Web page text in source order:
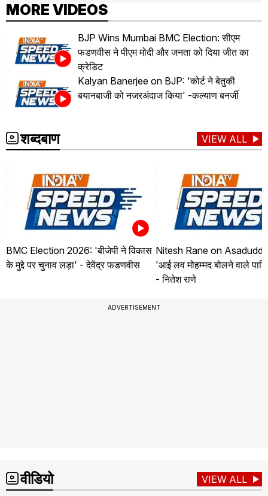
MORE VIDEOS
BJP Wins Mumbai BMC Election: सीएम
फडणवीस ने पीएम मोदी और जनता को दिया जीत का
क्रेडिट
Kalyan Banerjee on BJP: 'कोर्ट ने बेतुकी
बयानबाजी को नजरअंदाज किया' -कल्याण बनर्जी
शब्दबाण VIEW ALL
BMC Election 2026: 'बीजेपी ने विकास
के मुद्दे पर चुनाव लड़ा' - देवेंद्र फडणवीस
Nitesh Rane on
'आई लव मोहम्मद बोलने वाले
- नितेश राणे
ADVERTISEMENT
वीडियो VIEW ALL